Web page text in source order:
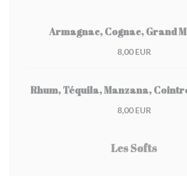
Armagnac, Cognac, Grand
8,00 EUR
Rhum, Téquila, Manzana,
8,00 EUR
Les Softs